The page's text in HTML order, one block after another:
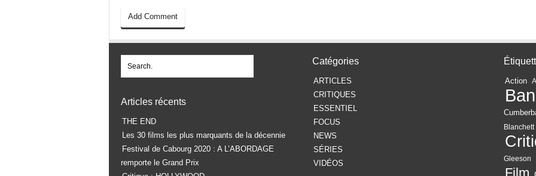
Articles récents
THE END
Les 30 films les plus marquants de la décennie
Festival de Cabourg 2020 : A L’ABORDAGE
remporte le Grand Prix
Catégories
ARTICLES
CRITIQUES
ESSENTIEL
FOCUS
NEWS
SÉRIES
VIDÉOS
Action
Blanchett
Gleeson
Film